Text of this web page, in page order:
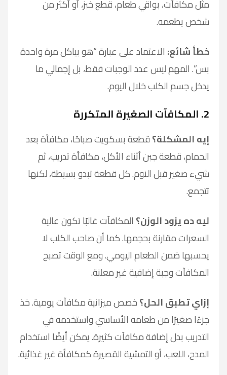
مثل مكافآت، بواقي طعام، قطع خبز، أو أكثر من
شخص يطعمه.
خطأ شائع: الاعتماد على عبارة “هو بياكل مرة واحدة
بس”. المهم ليس عدد الوجبات فقط، بل إجمالي ما
يدخل جسم الكلب خلال اليوم.
2. المكافآت الصغيرة المتكررة
إيه المشكلة؟قطعة بسكويت صباحًا، مكافأة بعد
الحمام، قطعة جبن أثناء الأكل، مكافأة تدريب، ثم
شيء صغير قبل النوم. كل قطعة تبدو بسيطة، لكنها
تتجمع.
ليه ده يزود الوزن؟ المكافآت غالبًا تكون عالية
السعرات مقارنة بحجمها. كما أن صاحب الكلب لا
يحسبها ضمن الطعام اليومي. ومع الوقت تصبح
المكافآت وجبة إضافية غير معلنة.
إزاي تطبق الحل؟خصص ميزانية مكافآت يومية. خذ
جزءًا صغيرًا من طعامه الأساسي واستخدمه في
التدريب بدل إضافة مكافآت كثيرة. يمكن أيضًا استخدام
المدح، اللعب، أو التمشية القصيرة كمكافأة غير غذائية.